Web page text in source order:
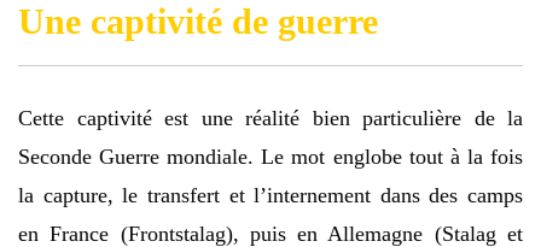
Une captivité de guerre
Cette captivité est une réalité bien particulière de la
Seconde Guerre mondiale. Le mot englobe tout à la fois
la capture, le transfert et l’internement dans des camps
en France (Frontstalag), puis en Allemagne (Stalag et